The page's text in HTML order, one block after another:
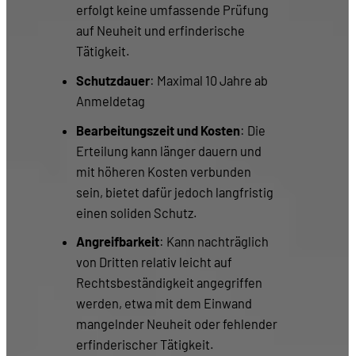
erfolgt keine umfassende Prüfung
auf Neuheit und erfinderische
Tätigkeit.
Schutzdauer: Maximal 10 Jahre ab
Anmeldetag
Bearbeitungszeit und Kosten: Die
Erteilung kann länger dauern und
mit höheren Kosten verbunden
sein, bietet dafür jedoch langfristig
einen soliden Schutz.
Angreifbarkeit: Kann nachträglich
von Dritten relativ leicht auf
Rechtsbeständigkeit angegriffen
werden, etwa mit dem Einwand
mangelnder Neuheit oder fehlender
erfinderischer Tätigkeit.